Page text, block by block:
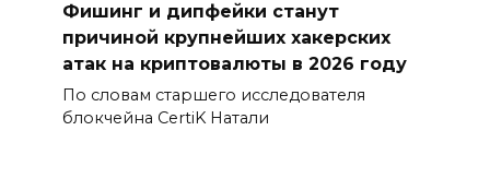
Фишинг и дипфейки станут
причиной крупнейших хакерских
атак на криптовалюты в 2026 году
По словам старшего исследователя
блокчейна CertiK Натали